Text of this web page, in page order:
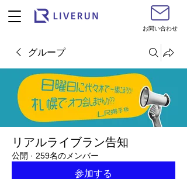
お問い合わせ
グループ
リアルライブラン告知
公開 · 259名のメンバー
参加する